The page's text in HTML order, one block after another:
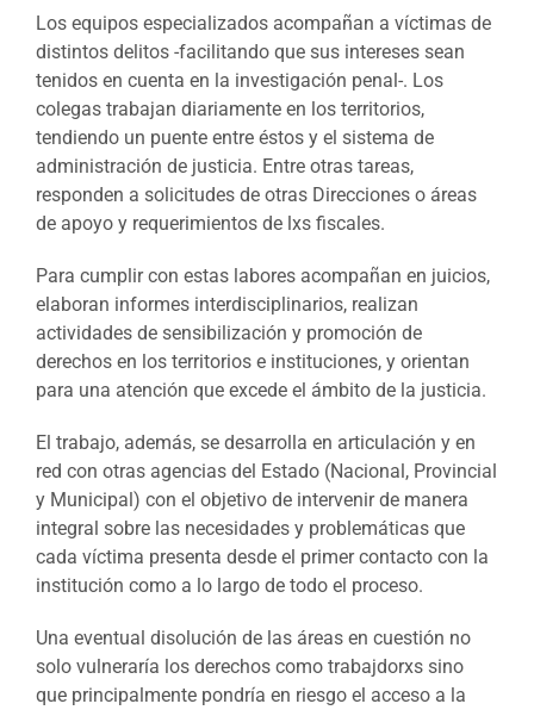
Los equipos especializados acompañan a víctimas de
distintos delitos -facilitando que sus intereses sean
tenidos en cuenta en la investigación penal-. Los
colegas trabajan diariamente en los territorios,
tendiendo un puente entre éstos y el sistema de
administración de justicia. Entre otras tareas,
responden a solicitudes de otras Direcciones o áreas
de apoyo y requerimientos de lxs fiscales.
Para cumplir con estas labores acompañan en juicios,
elaboran informes interdisciplinarios, realizan
actividades de sensibilización y promoción de
derechos en los territorios e instituciones, y orientan
para una atención que excede el ámbito de la justicia.
El trabajo, además, se desarrolla en articulación y en
red con otras agencias del Estado (Nacional, Provincial
y Municipal) con el objetivo de intervenir de manera
integral sobre las necesidades y problemáticas que
cada víctima presenta desde el primer contacto con la
institución como a lo largo de todo el proceso.
Una eventual disolución de las áreas en cuestión no
solo vulneraría los derechos como trabajdorxs sino
que principalmente pondría en riesgo el acceso a la